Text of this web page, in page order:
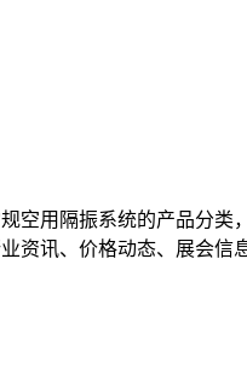
空用隔振系统的产品分
资讯、价格动态、展会信